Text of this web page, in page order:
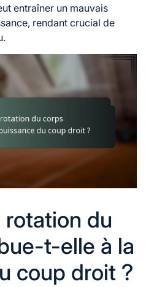
entraîner un mauvais
rendant crucial de
du
t-elle à la
coup droit ?